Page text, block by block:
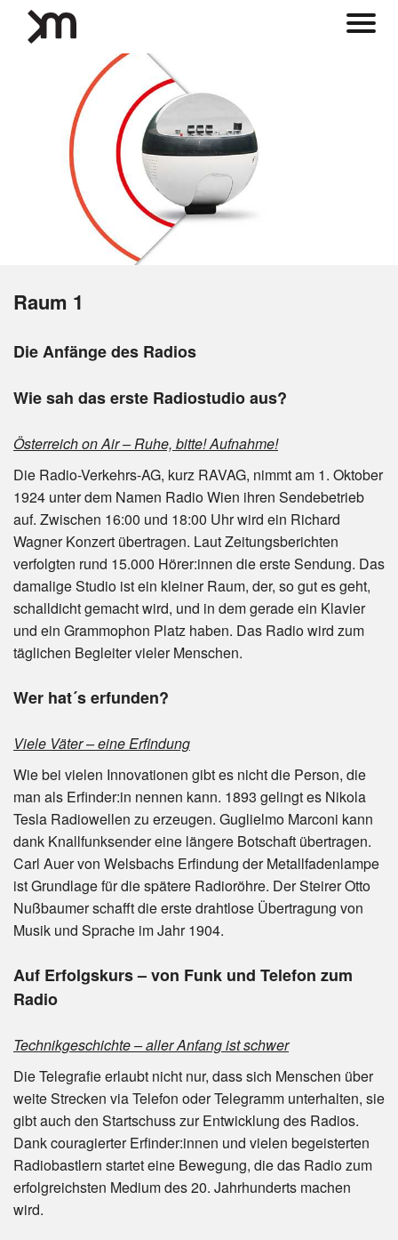
Raum 1
Die Anfänge des Radios
Wie sah das erste Radiostudio aus?
Österreich on Air – Ruhe, bitte! Aufnahme!
Die Radio-Verkehrs-AG, kurz RAVAG, nimmt am 1. Oktober
1924 unter dem Namen Radio Wien ihren Sendebetrieb
auf. Zwischen 16:00 und 18:00 Uhr wird ein Richard
Wagner Konzert übertragen. Laut Zeitungsberichten
verfolgten rund 15.000 Hörer:innen die erste Sendung. Das
damalige Studio ist ein kleiner Raum, der, so gut es geht,
schalldicht gemacht wird, und in dem gerade ein Klavier
und ein Grammophon Platz haben. Das Radio wird zum
täglichen Begleiter vieler Menschen.
Wer hat´s erfunden?
Viele Väter – eine Erfindung
Wie bei vielen Innovationen gibt es nicht die Person, die
man als Erfinder:in nennen kann. 1893 gelingt es Nikola
Tesla Radiowellen zu erzeugen. Guglielmo Marconi kann
dank Knallfunksender eine längere Botschaft übertragen.
Carl Auer von Welsbachs Erfindung der Metallfadenlampe
ist Grundlage für die spätere Radioröhre. Der Steirer Otto
Nußbaumer schafft die erste drahtlose Übertragung von
Musik und Sprache im Jahr 1904.
Auf Erfolgskurs – von Funk und Telefon zum
Radio
Technikgeschichte – aller Anfang ist schwer
Die Telegrafie erlaubt nicht nur, dass sich Menschen über
weite Strecken via Telefon oder Telegramm unterhalten, sie
gibt auch den Startschuss zur Entwicklung des Radios.
Dank couragierter Erfinder:innen und vielen begeisterten
Radiobastlern startet eine Bewegung, die das Radio zum
erfolgreichsten Medium des 20. Jahrhunderts machen
wird.